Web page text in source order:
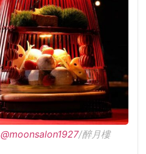
@moonsalon1927/醉月樓